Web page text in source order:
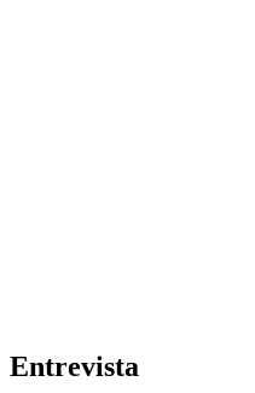
Entrevista